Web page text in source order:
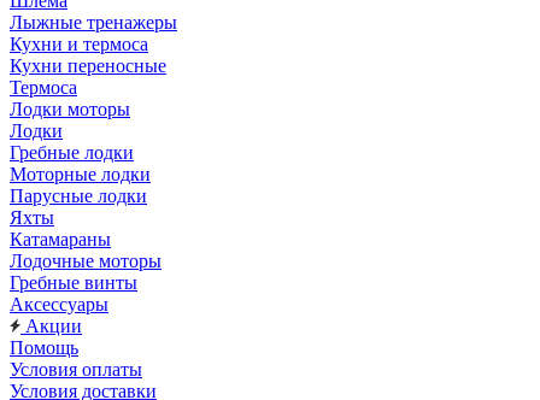
Лыжные тренажеры
Кухни и термоса
Кухни переносные
Термоса
Лодки моторы
Лодки
Гребные лодки
Моторные лодки
Парусные лодки
Яхты
Катамараны
Лодочные моторы
Гребные винты
Аксессуары
Акции
Помощь
Условия оплаты
Условия доставки